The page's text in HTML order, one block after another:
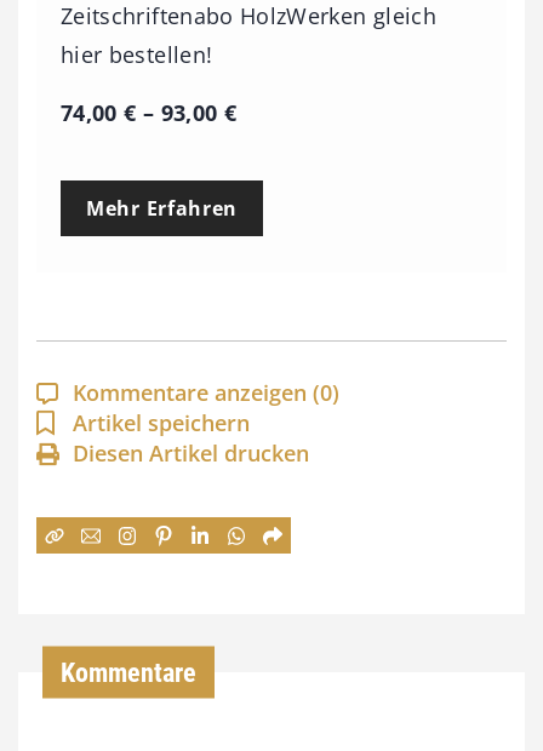
Zeitschriftenabo HolzWerken gleich
hier bestellen!
74,00€ – 93,00 €P
e
p
a
n
n
:
Mehr Erfahren
Kommentare anzeigen (0)
Artikel speichern
Diesen Artikel drucken
Kommentare